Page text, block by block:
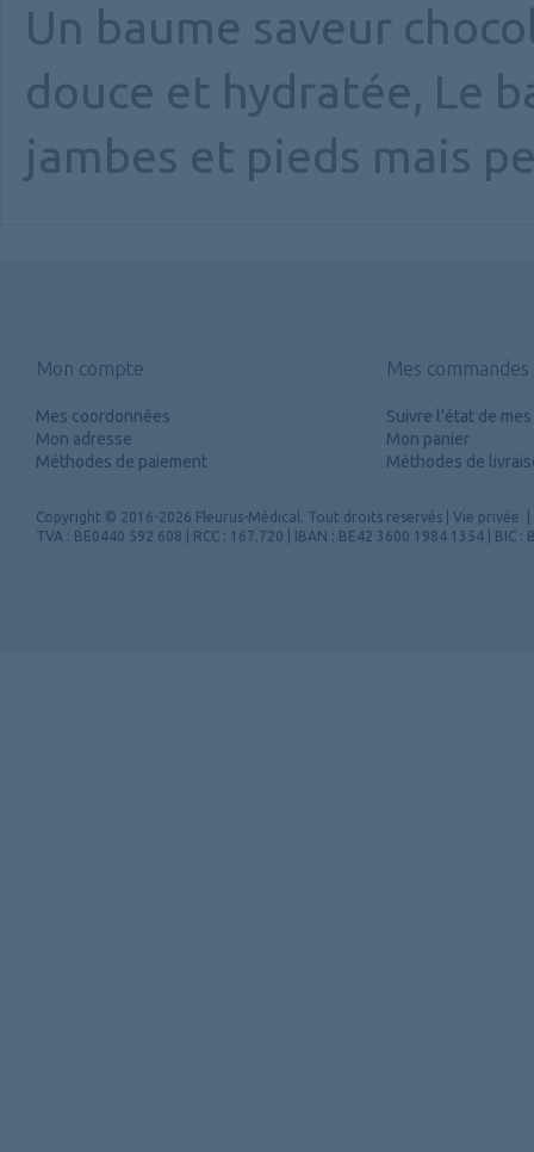
Un baume saveur
douce et hydratée, Le
jambes et pieds mais
Mon compte
Mes coordonnées
Mon adresse
Méthodes de paiement
Mes commandes
Suivre l'état de
Mon panier
Méthodes de
Copyright © 2016-2026 Fleurus-Médical. Tout droits reservés Vie privée
TVA : BE0440 592 608 | RCC : 167.720 | IBAN : BE42 3600 1984 1354 | BIC :